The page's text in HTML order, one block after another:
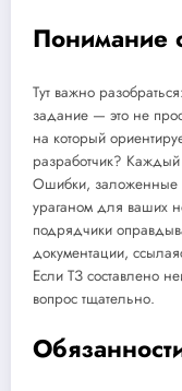
Понимание
Тут важно
задание — это не
на который
разработчик? Каждый
Ошибки, заложенные
ураганом для ваших
подрядчики
документации,
Если ТЗ составлено
вопрос тщательно.